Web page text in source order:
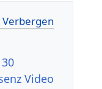
Video